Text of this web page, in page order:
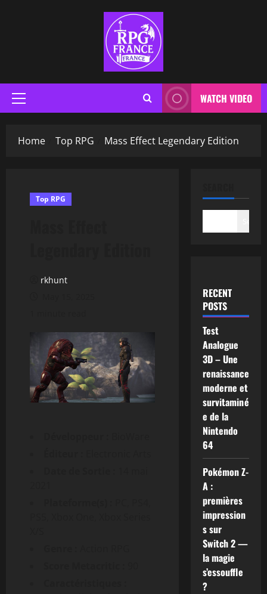
WATCH VIDEO
Home Top RPG Mass Effect Legendary Edition
Top RPG
rkhunt
RECENT
POSTS
Test
Analogue
3D – Une
renaissance
moderne et
survitaminé
e de la
Nintendo
64
Pokémon Z-
A :
premières
impression
s sur
Switch 2 —
la magie
s’essouffle
?